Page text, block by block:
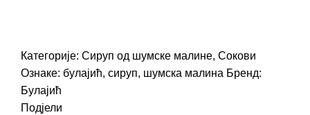
Категорије: Сируп од шумске малине, Сокови
Ознаке: булајић, сируп, шумска малина Бренд:
Булајић
Подјели